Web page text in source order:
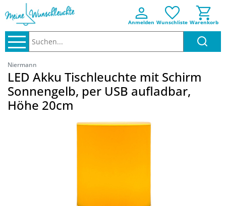
Anmelden Wunschliste Warenkorb
Niermann
LED Akku Tischleuchte mit Schirm
Sonnengelb, per USB aufladbar,
Höhe 20cm